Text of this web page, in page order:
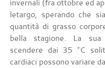
invernali (fra ottobre ed
letargo, sperando che
quantità di grasso
bella stagione. La sua
scendere dai 35 °C
cardiaci possono variare